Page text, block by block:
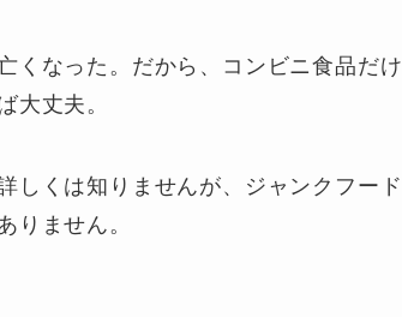
くなった。だから、コンビニ食品だけ
大丈夫。
しくは知りませんが、ジャンクフード
りません。